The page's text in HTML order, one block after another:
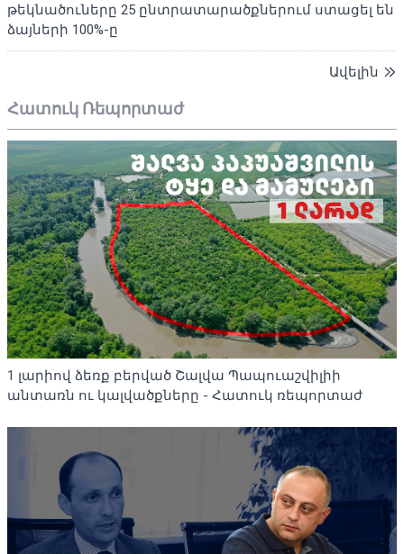
թեկնածուները 25 ընտրատարածքներում ստացել են
ձայների 100%-ը
Ավելին
Հատուկ Ռեպորտաժ
1 լարիով ձեռք բերված Շալվա Պապուաշվիլիի
անտառն ու կալվածքները - Հատուկ ռեպորտաժ